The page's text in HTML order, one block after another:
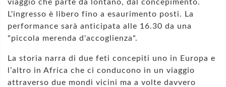
viaggio che parte da lontano, dal concepimento.
L'ingresso è libero fino a esaurimento posti. La
performance sarà anticipata alle 16.30 da una
"piccola merenda d'accoglienza".
La storia narra di due feti concepiti uno in Europa e
l’altro in Africa che ci conducono in un viaggio
attraverso due mondi vicini ma a volte davvero